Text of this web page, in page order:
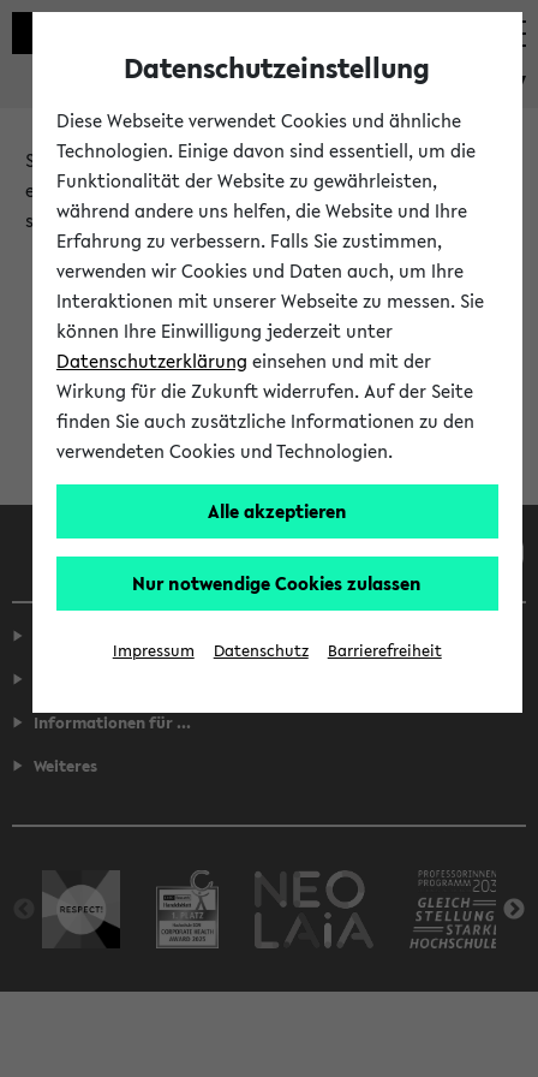
eKVV
Sie möchten auf eine eKVV Funktion zugreifen, die Ihnen
erst nach einer Anmeldung am System zur Verfügung
steht.
Bitte melden Sie sich an:
Anmeldung am eKVV
Informationen für ...
Weiteres
Datenschutzeinstellung
Diese Webseite verwendet Cookies und ähnliche
Technologien. Einige davon sind essentiell, um die
Funktionalität der Website zu gewährleisten,
während andere uns helfen, die Website und Ihre
Erfahrung zu verbessern. Falls Sie zustimmen,
verwenden wir Cookies und Daten auch, um Ihre
Interaktionen mit unserer Webseite zu messen. Sie
können Ihre Einwilligung jederzeit unter
Datenschutzerklärung einsehen und mit der
Wirkung für die Zukunft widerrufen. Auf der Seite
finden Sie auch zusätzliche Informationen zu den
verwendeten Cookies und Technologien.
Alle akzeptieren
Nur notwendige Cookies zulassen
Impressum Datenschutz Barrierefreiheit